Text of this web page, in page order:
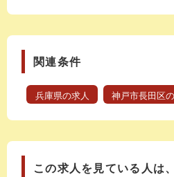
関連条件
兵庫県の求人 神戸市長田区
この求人を見ている人は